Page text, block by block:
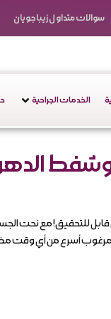
سوالات متداول زیباجویان
الخدمات الجراحية
للتحقيق! مع نحت
أسرع من أي وقت